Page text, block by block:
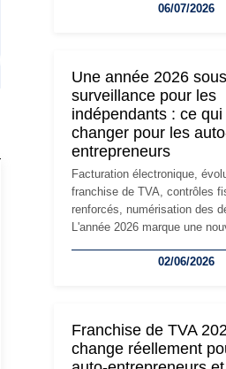
l'activité, cette solution peut
siège social répond souvent à
étape de la vie de l'entreprise
plusieurs formalités
06/07/2026
Une année 2026
surveillance pour les
indépendants : ce qui
changer pour les
entrepreneurs
Facturation électronique,
franchise de TVA, contrôles
renforcés, numérisation des
L'année 2026 marque une
travailleurs indépendants. Si
réglementaire plus exigeant.
principaux changements et
02/06/2026
Franchise de TVA
change réellement